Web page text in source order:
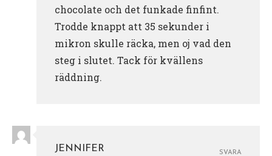
chocolate och det funkade finfint.
Trodde knappt att 35 sekunder i
mikron skulle räcka, men oj vad den
steg i slutet. Tack för kvällens
räddning.
JENNIFER
SVARA